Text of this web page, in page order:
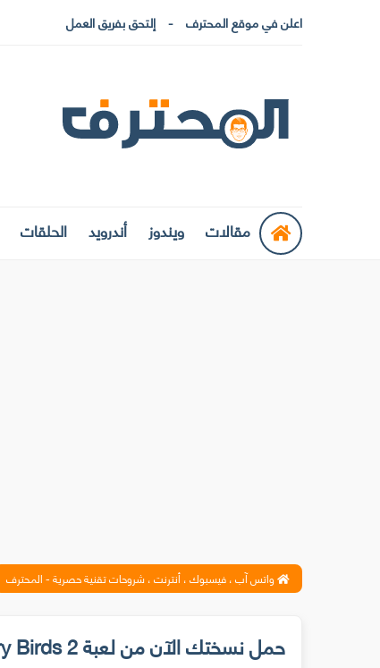
اعلن في موقع المحترف إلتحق بفريق العمل
مقالات ويندوز أندرويد الحلقات
واتس آب ، فيسبوك ، أنترنت ، شروحات تقنية حصرية - المحترف
حمل نسختك الآن من لعبة Angry Birds 2 مجانا بعد إطلاقها اليوم للأندرويد و iOS